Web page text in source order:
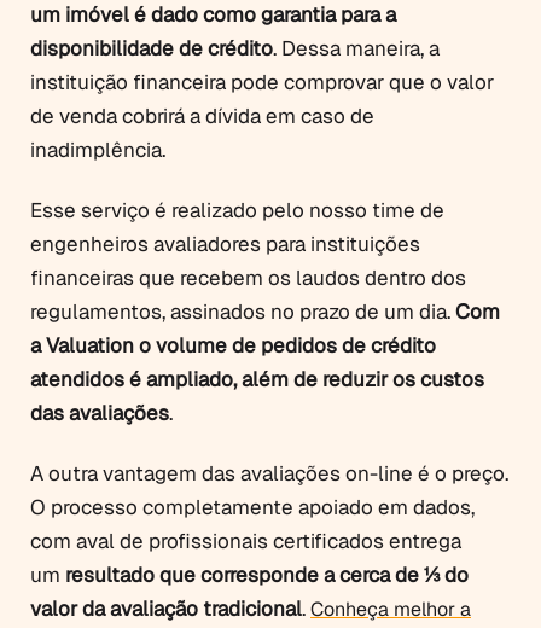
um imóvel é dado como garantia para a
disponibilidade de crédito. Dessa maneira, a
instituição financeira pode comprovar que o valor
de venda cobrirá a dívida em caso de
inadimplência.
Esse serviço é realizado pelo nosso time de
engenheiros avaliadores para instituições
financeiras que recebem os laudos dentro dos
regulamentos, assinados no prazo de um dia.Com
a Valuation o volume de pedidos de crédito
atendidos é ampliado, além de reduzir os custos
das avaliações.
A outra vantagem das avaliações on-line é o preço.
O processo completamente apoiado em dados,
com aval de profissionais certificados entrega
um resultado que corresponde a cerca de ⅓ do
valor da avaliação tradicional.Conheça melhor a